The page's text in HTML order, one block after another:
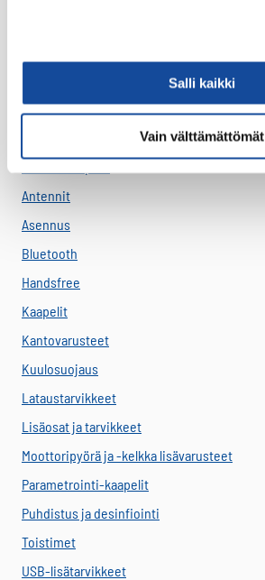
Salli kaikki
Vain välttämättömät
Akut
Antennit
Asennus
Bluetooth
Handsfree
Kaapelit
Kantovarusteet
Kuulosuojaus
Lataustarvikkeet
Lisäosat ja tarvikkeet
Moottoripyörä ja -kelkka lisävarusteet
Parametrointi-kaapelit
Puhdistus ja desinfiointi
Toistimet
USB-lisätarvikkeet